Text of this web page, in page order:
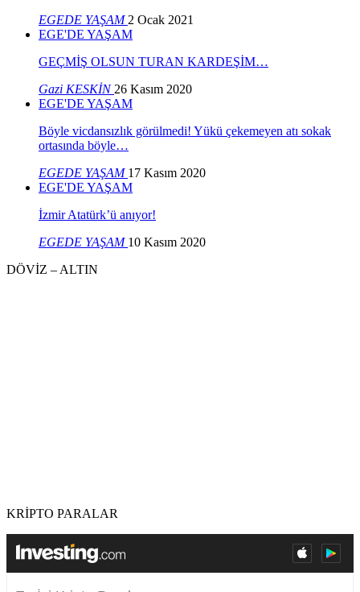
EGEDE YAŞAM 2 Ocak 2021
EGE'DE YAŞAM
GEÇMİŞ OLSUN TURAN KARDEŞİM…
Gazi KESKİN 26 Kasım 2020
EGE'DE YAŞAM
Böyle vicdansızlık görülmedi! Yükü çekemeyen atı sokak
ortasında böyle…
EGEDE YAŞAM 17 Kasım 2020
EGE'DE YAŞAM
İzmir Atatürk’ü anıyor!
EGEDE YAŞAM 10 Kasım 2020
DÖVİZ – ALTIN
KRİPTO PARALAR